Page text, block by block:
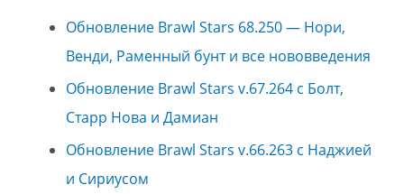
Обновление Brawl Stars 68.250 — Нори,
Венди, Раменный бунт и все нововведения
Обновление Brawl Stars v.67.264 с Болт,
Старр Нова и Дамиан
Обновление Brawl Stars v.66.263 с Наджией
и Сириусом